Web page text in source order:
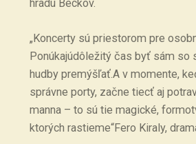
hradu Beckov.
„Koncerty sú priestorom pre
Ponúkajúdôležitý čas byť sám so
hudby premýšľať.A v momente,
správne porty, začne tiecť aj
manna – to sú tie magické,
ktorých rastieme“Fero Kiraly,